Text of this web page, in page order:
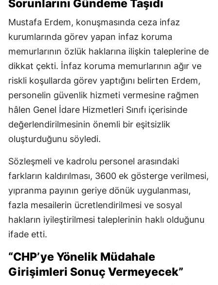
Sorunlarını Gündeme Taşıdı
Mustafa Erdem, konuşmasında ceza infaz
kurumlarında görev yapan infaz koruma
memurlarının özlük haklarına ilişkin taleplerine de
dikkat çekti. İnfaz koruma memurlarının ağır ve
riskli koşullarda görev yaptığını belirten Erdem,
personelin güvenlik hizmeti vermesine rağmen
hâlen Genel İdare Hizmetleri Sınıfı içerisinde
değerlendirilmesinin önemli bir eşitsizlik
oluşturduğunu söyledi.
Sözleşmeli ve kadrolu personel arasındaki
farkların kaldırılması, 3600 ek gösterge verilmesi,
yıpranma payının geriye dönük uygulanması,
fazla mesailerin ücretlendirilmesi ve sosyal
hakların iyileştirilmesi taleplerinin haklı olduğunu
ifade etti.
“CHP’ye Yönelik Müdahale
Girişimleri Sonuç Vermeyecek”